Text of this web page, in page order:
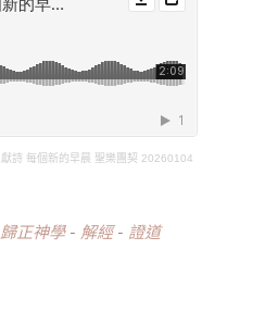
獻詩 每個新的早晨 聖樂團契 20260104
歸正神學- 解經- 證道